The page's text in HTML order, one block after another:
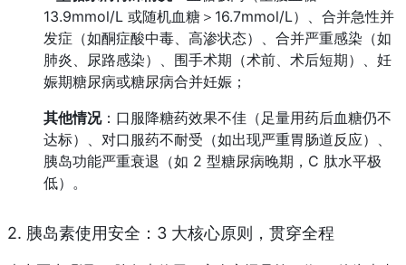
13.9mmol/L 或随机血糖＞16.7mmol/L）、合并急性并
发症（如酮症酸中毒、高渗状态）、合并严重感染（如
肺炎、尿路感染）、围手术期（术前、术后短期）、妊
娠期糖尿病或糖尿病合并妊娠；
其他情况：口服降糖药效果不佳（足量用药后血糖仍不
达标）、对口服药不耐受（如出现严重胃肠道反应）、
胰岛功能严重衰退（如 2 型糖尿病晚期，C 肽水平极
低）。
2. 胰岛素使用安全：3 大核心原则，贯穿全程